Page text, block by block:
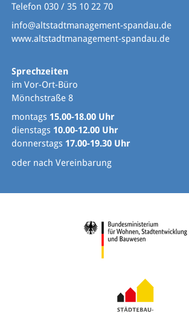
Telefon 030 / 35 10 22 70
info@altstadtmanagement-spandau.de
www.altstadtmanagement-spandau.de
Sprechzeiten
im Vor-Ort-Büro
Mönchstraße 8
montags 15.00-18.00 Uhr
dienstags 10.00-12.00 Uhr
donnerstags 17.00-19.30 Uhr
oder nach Vereinbarung